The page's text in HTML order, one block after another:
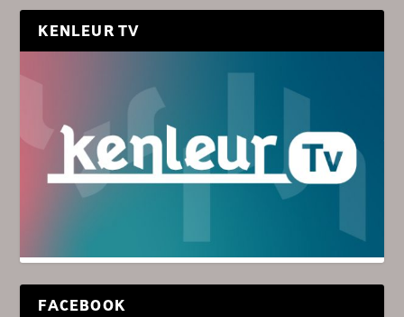
KENLEUR TV
FACEBOOK